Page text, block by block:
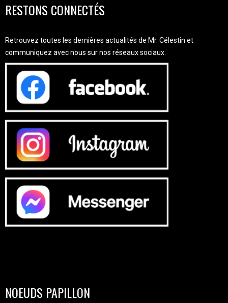
RESTONS CONNECTÉS
Retrouvez toutes les dernières actualités de Mr. Célestin et
communiquez avec nous sur nos réseaux sociaux.
NOEUDS PAPILLON